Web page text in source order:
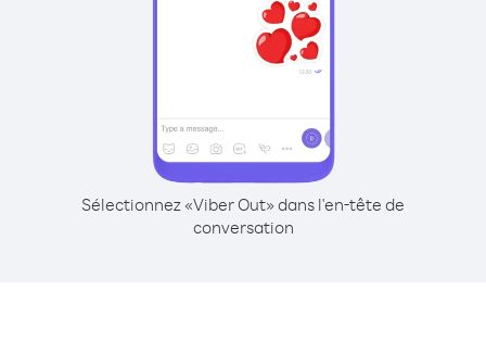
Sélectionnez «Viber Out» dans l'en-tête de
conversation